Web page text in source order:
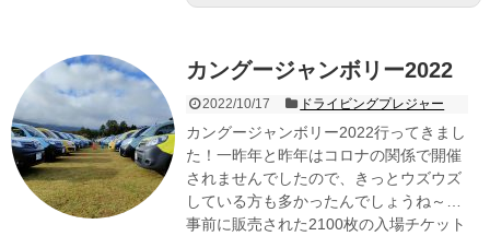
カングージャンボリー2022
2022/10/17 ドライビングプレジャー
カングージャンボリー2022行ってきまし
た！一昨年と昨年はコロナの関係で開催
されませんでしたので、きっとウズウズ
している方も多かったんでしょうね～…
事前に販売された2100枚の入場チケット